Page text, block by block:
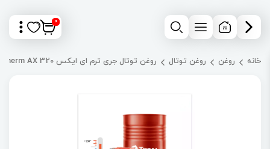
0
خانه روغن روغن توتال روغن توتال جری ترم ای ایکس Total Jarytherm AX 320